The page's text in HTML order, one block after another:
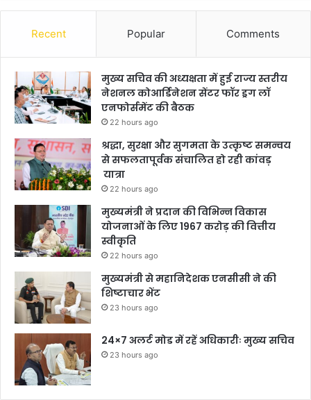
Recent Popular Comments
मुख्य सचिव की अध्यक्षता में हुई राज्य स्तरीय
नेशनल कोआर्डिनेशन सेंटर फॉर ड्रग लॉ
एनफोर्समेंट की बैठक
22 hours ago
श्रद्धा, सुरक्षा और सुगमता के उत्कृष्ट समन्वय
से सफलतापूर्वक संचालित हो रही कांवड़
यात्रा
22 hours ago
मुख्यमंत्री ने प्रदान की विभिन्न विकास
योजनाओं के लिए 1967 करोड़ की वित्तीय
स्वीकृति
22 hours ago
मुख्यमंत्री से महानिदेशक एनसीसी ने की
शिष्टाचार भेंट
23 hours ago
24×7 अलर्ट मोड में रहें अधिकारीः मुख्य सचिव
23 hours ago